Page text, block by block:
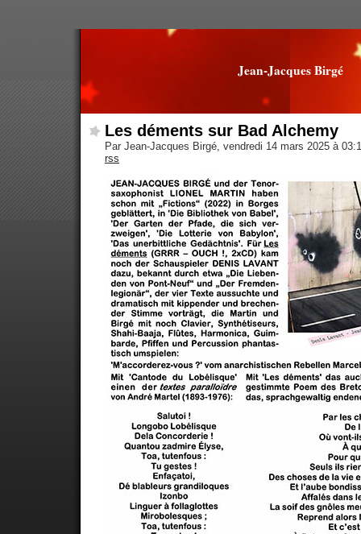
Jean-Jacques Birgé
Les déments sur Bad Alchemy
Par Jean-Jacques Birgé, vendredi 14 mars 2025 à
rss